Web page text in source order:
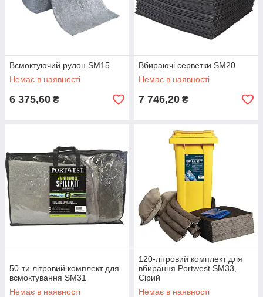
Всмоктуючий рулон SM15
Немає в наявності
6 375,60 ₴
Вбираючі серветки SM20
Немає в наявності
7 746,20 ₴
50-ти літровий комплект для
всмоктування SM31
Немає в наявності
120-літровий комплект для
вбирання Portwest SM33,
Сірий
Немає в наявності